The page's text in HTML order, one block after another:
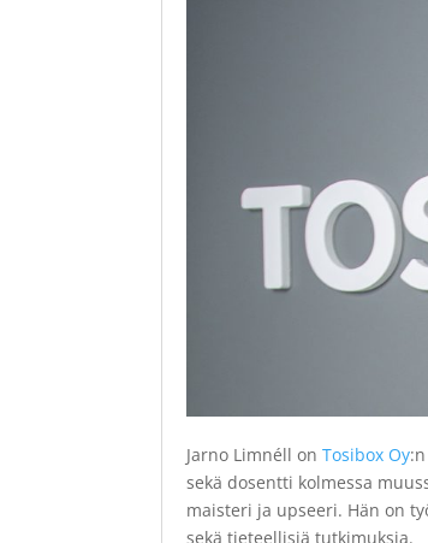
Jarno Limnéll onTosibox Oy
sekä dosentti kolmessa
maisteri ja upseeri. Hän on
sekä tieteellisiä tutkimuksia.